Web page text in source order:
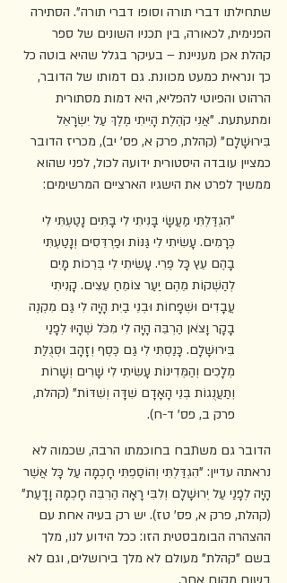
שתחילתו דברי תורה וסופו דברי תורה". הסתירה
הפנימית, לכאורה, בין תכניו השונים של ספר
קהלת אכן מעניינת – בעיקר בגלל שהיא בוטה כל
כך ונראית כמעט מכוונת. גם דמותו של הדובר,
הרהוט והפיוטי להפליא, היא דמות מסתורית
ומתעתעת. "אֲנִי קֹהֶלֶת הָיִיתִי מֶלֶךְ עַל יִשְׂרָאֵל
בִּירוּשָׁלָ͏ִם" (קהלת, פרק א, פס' יב), מכריז הדובר
כמציין עובדה היסטורית ידועה לכול, לפני שהוא
ממשיך לפרט את הישגיו הארציים המרשימים:
"הִגְדַּלְתִּי מַעֲשָׂי בָּנִיתִי לִי בָּתִּים נָטַעְתִּי לִי
כְּרָמִים. עָשִׂיתִי לִי גַּנּוֹת וּפַרְדֵּסִים וְנָטַעְתִּי
בָהֶם עֵץ כָּל פֶּרִי. עָשִׂיתִי לִי בְּרֵכוֹת מָיִם
לְהַשְׁקוֹת מֵהֶם יַעַר צוֹמֵחַ עֵצִים. קָנִיתִי
עֲבָדִים וּשְׁפָחוֹת וּבְנֵי בַיִת הָיָה לִי גַּם מִקְנֶה
בָקָר וָצֹאן הַרְבֵּה הָיָה לִי מִכֹּל שֶׁהָיוּ לְפָנַי
בִּירוּשָׁלָ͏ִם. כָּנַסְתִּי לִי גַּם כֶּסֶף וְזָהָב וּסְגֻלַּת
מְלָכִים וְהַמְּדִינוֹת עָשִׂיתִי לִי שָׁרִים וְשָׁרוֹת
וְתַעֲנֻגוֹת בְּנֵי הָאָדָם שִׁדָּה וְשִׁדּוֹת" (קהלת,
פרק ב, פס' ד-ח).
הדובר גם משתבח בחוכמתו הרבה, שכמוה לא
נראתה עדיין: "הִגְדַּלְתִּי וְהוֹסַפְתִּי חָכְמָה עַל כָּל אֲשֶׁר
הָיָה לְפָנַי עַל יְרוּשָׁלָ͏ִם וְלִבִּי רָאָה הַרְבֵּה חָכְמָה וָדָעַת"
(קהלת, פרק א, פס' טז). יש רק בעיה אחת עם
ההצהרה הבומבסטית הזו: ככל הידוע לנו, מלך
בשם "קהלת" מעולם לא מלך בירושלים, וגם לא